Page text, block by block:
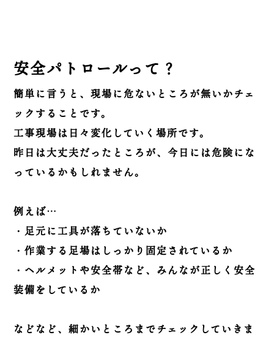
安全パトロールって？
簡単に言うと、現場に危ないところが無いかチェ
ックすることです。
工事現場は日々変化していく場所です。
昨日は大丈夫だったところが、今日には危険にな
っているかもしれません。
例えば…
・足元に工具が落ちていないか
・作業する足場はしっかり固定されているか
・ヘルメットや安全帯など、みんなが正しく安全
装備をしているか
などなど、細かいところまでチェックしていきま